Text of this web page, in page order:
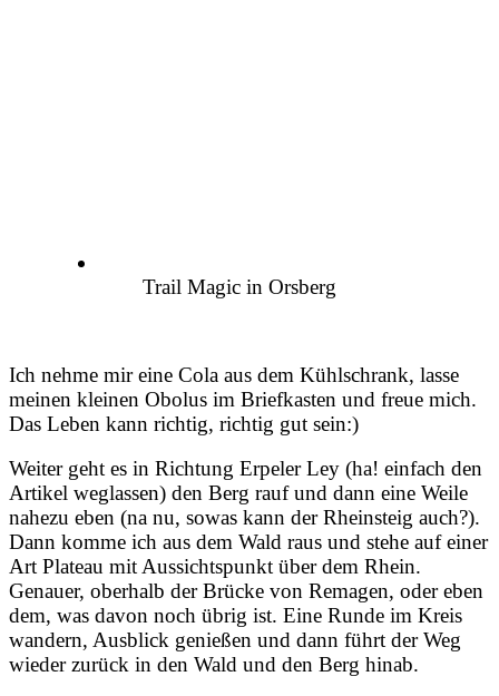
Trail Magic in Orsberg
Ich nehme mir eine Cola aus dem Kühlschrank, lasse
meinen kleinen Obolus im Briefkasten und freue mich.
Das Leben kann richtig, richtig gut sein:)
Weiter geht es in Richtung Erpeler Ley (ha! einfach den
Artikel weglassen) den Berg rauf und dann eine Weile
nahezu eben (na nu, sowas kann der Rheinsteig auch?).
Dann komme ich aus dem Wald raus und stehe auf einer
Art Plateau mit Aussichtspunkt über dem Rhein.
Genauer, oberhalb der Brücke von Remagen, oder eben
dem, was davon noch übrig ist. Eine Runde im Kreis
wandern, Ausblick genießen und dann führt der Weg
wieder zurück in den Wald und den Berg hinab.